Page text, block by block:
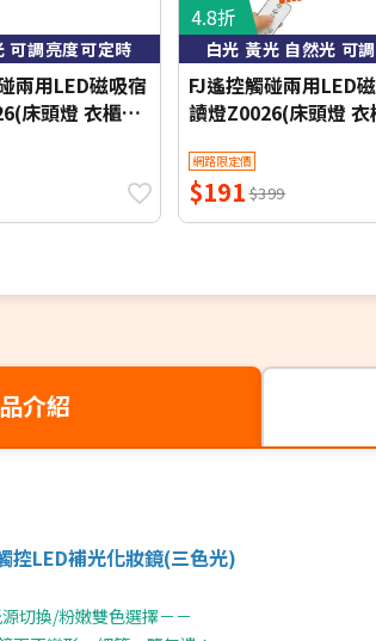
可調亮度可定時
兩用LED磁吸宿
床頭燈 衣櫃燈
4.8折
白光 黃光 自然光 可
FJ遙控觸碰兩用LED
讀燈Z0026(床頭燈 衣
網路限定價
$191$399
介紹
控LED補光化妝鏡(三色光)
切換/粉嫩雙色選擇－－